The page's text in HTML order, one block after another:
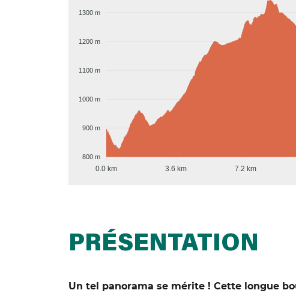
1300 m
1200 m
1100 m
1000 m
900 m
800 m
0.0 km 3.6 km 7.2 km
PRÉSENTATION
Un tel panorama se mérite ! Cette longue